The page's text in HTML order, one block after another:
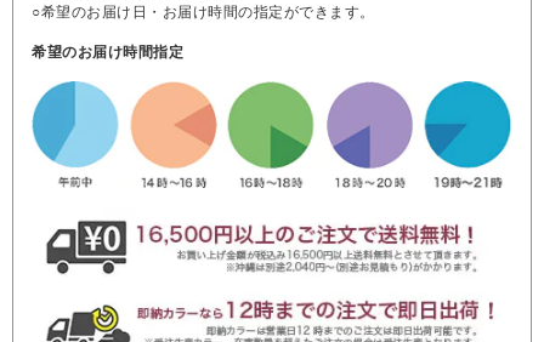
○希望のお届け日・お届け時間の指定ができます。
希望のお届け時間指定